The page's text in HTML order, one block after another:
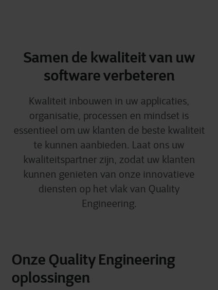
Samen de kwaliteit van uw
software verbeteren
Kwaliteit inbouwen in uw applicaties,
organisatie, processen en mindset is
essentieel om uw klanten de beste kwaliteit
te kunnen aanbieden. Laat ons uw
kwaliteitspartner zijn, zodat uw klanten
kunnen genieten van onze innovatieve
diensten op het vlak van Quality
Engineering.
Onze Quality Engineering
oplossingen